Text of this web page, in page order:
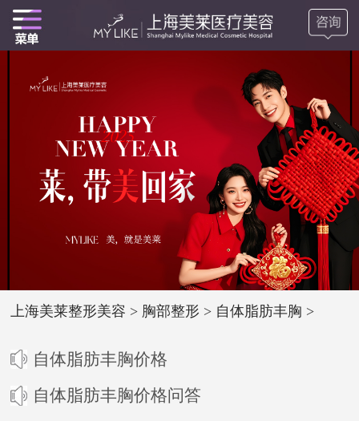
上海美莱整形美容 > 胸部整形 > 自体脂肪丰胸 >
自体脂肪丰胸价格
自体脂肪丰胸价格问答